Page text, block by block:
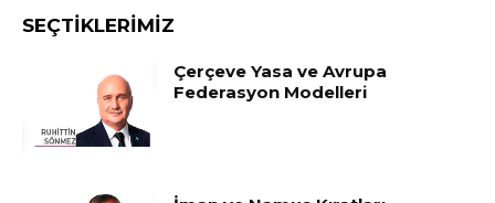
SEÇTIKLERIMIZ
Çerçeve Yasa ve Avrupa
Federasyon Modelleri